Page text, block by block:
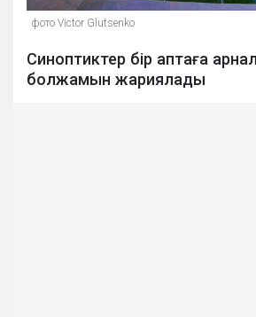
фото Victor Glutsenko
Синоптиктер бір аптаға
болжамын жариялады